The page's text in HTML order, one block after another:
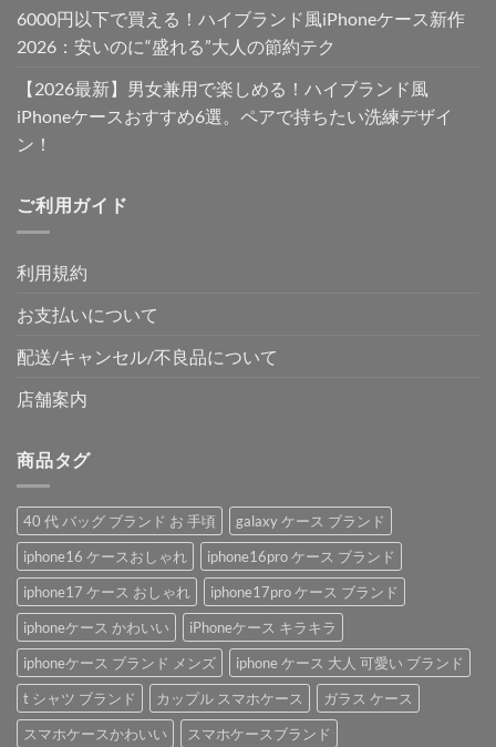
6000円以下で買える！ハイブランド風iPhoneケース新作
2026：安いのに“盛れる”大人の節約テク
【2026最新】男女兼用で楽しめる！ハイブランド風
iPhoneケースおすすめ6選。ペアで持ちたい洗練デザイ
ン！
ご利用ガイド
利用規約
お支払いについて
配送/キャンセル/不良品について
店舗案内
商品タグ
40 代 バッグ ブランド お 手頃
galaxy ケース ブランド
iphone16 ケースおしゃれ
iphone16pro ケース ブランド
iphone17 ケース おしゃれ
iphone17pro ケース ブランド
iphoneケース かわいい
iPhoneケース キラキラ
iphoneケース ブランド メンズ
iphone ケース 大人 可愛い ブランド
t シャツ ブランド
カップル スマホケース
ガラス ケース
スマホケースかわいい
スマホケースブランド